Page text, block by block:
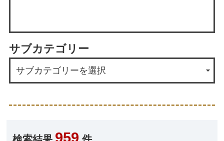
サブカテゴリー
959